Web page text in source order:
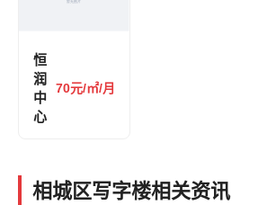
恒
润
中
心
70元/㎡/月
相城区写字楼相关资讯